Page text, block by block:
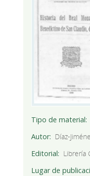
Tipo de material
Autor
Díaz-
Editorial
Librería
Lugar de